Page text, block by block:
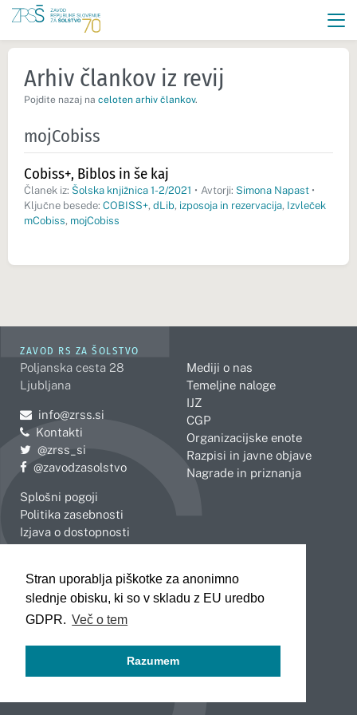
Stran uporablja piškotke za anonimno
slednje obisku, ki so v skladu z EU uredbo
GDPR. Več o tem
Razumem
Arhiv člankov iz revij
Pojdite nazaj na celoten arhiv člankov.
mojCobiss
Cobiss+, Biblos in še kaj
Članek iz: Šolska knjižnica 1-2/2021 • Avtorji: Simona Napast •
Ključne besede: COBISS+, dLib, izposoja in rezervacija, Izvleček
mCobiss, mojCobiss
ZAVOD RS ZA ŠOLSTVO
Poljanska cesta 28
Ljubljana
Pošljite e-mail na
info@zrss.si
Kontakti
Pojdite na Twitter:
@zrss_si
Pojdite na Facebook:
@zavodzasolstvo
Splošni pogoji
Politika zasebnosti
Izjava o dostopnosti
Mediji o nas
Temeljne naloge
IJZ
CGP
Organizacijske enote
Razpisi in javne objave
Nagrade in priznanja
Celje
Koper
Kranj
Novo mesto
Slovenj Gradec